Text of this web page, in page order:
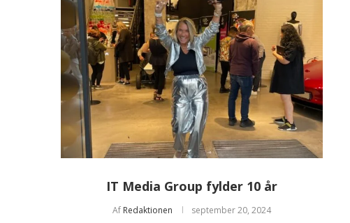
IT Media Group fylder 10 år
Af Redaktionen september 20, 2024